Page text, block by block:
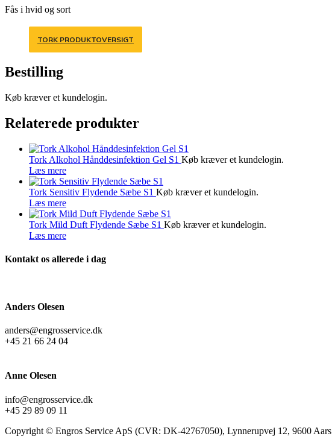
Fås i hvid og sort
TORK PRODUKTOVERSIGT
Bestilling
Køb kræver et kundelogin.
Relaterede produkter
Tork Alkohol Hånddesinfektion Gel S1 Køb kræver et kundelogin.
Læs mere
Tork Sensitiv Flydende Sæbe S1 Køb kræver et kundelogin.
Læs mere
Tork Mild Duft Flydende Sæbe S1 Køb kræver et kundelogin.
Læs mere
Kontakt os allerede i dag
Anders Olesen
anders@engrosservice.dk
+45 21 66 24 04
Anne Olesen
info@engrosservice.dk
+45 29 89 09 11
Copyright © Engros Service ApS (CVR: DK-42767050), Lynnerupvej 12, 9600 Aars